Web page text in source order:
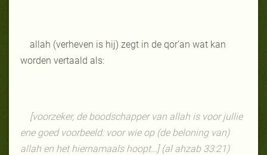
allah (verheven is hij) zegt in de qor’an wat kan
worden vertaald als:
[voorzeker, de boodschapper van allah is voor jullie
ene goed voorbeeld: voor wie op (de beloning van)
allah en het hiernamaals hoopt…] (al ahzab 33:21)